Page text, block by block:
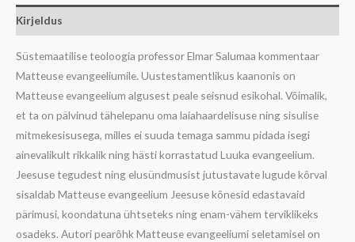
Kirjeldus
Süstemaatilise teoloogia professor Elmar Salumaa kommentaar
Matteuse evangeeliumile. Uustestamentlikus kaanonis on
Matteuse evangeelium algusest peale seisnud esikohal. Võimalik,
et ta on pälvinud tähelepanu oma laiahaardelisuse ning sisulise
mitmekesisusega, milles ei suuda temaga sammu pidada isegi
ainevalikult rikkalik ning hästi korrastatud Luuka evangeelium.
Jeesuse tegudest ning elusündmusist jutustavate lugude kõrval
sisaldab Matteuse evangeelium Jeesuse kõnesid edastavaid
pärimusi, koondatuna ühtseteks ning enam-vähem terviklikeks
osadeks. Autori pearõhk Matteuse evangeeliumi seletamisel on